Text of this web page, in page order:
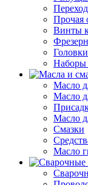
Прочая
Винты
Наборы
Масло
Масло
Масло
Смазки
Масло